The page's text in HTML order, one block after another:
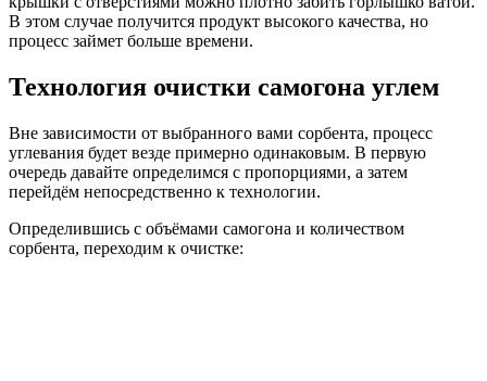
В этом случае получится продукт высокого качества, но
процесс займет больше времени.
Технология очистки самогона углем
Вне зависимости от выбранного вами сорбента, процесс
углевания будет везде примерно одинаковым. В первую
очередь давайте определимся с пропорциями, а затем
перейдём непосредственно к технологии.
Определившись с объёмами самогона и количеством
сорбента, переходим к очистке: